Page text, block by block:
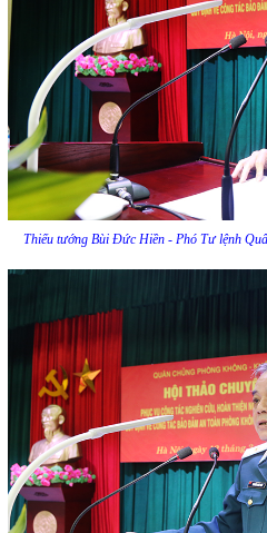
Thiếu tướng Bùi Đức Hiền - Phó Tư lệnh